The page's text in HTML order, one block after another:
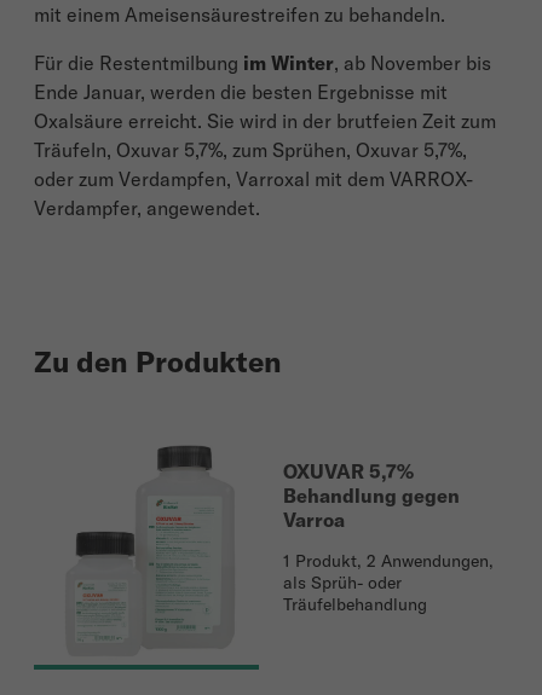
mit einem Ameisensäurestreifen zu behandeln.
Für die Restentmilbung im Winter, ab November bis
Ende Januar, werden die besten Ergebnisse mit
Oxalsäure erreicht. Sie wird in der brutfeien Zeit zum
Träufeln, Oxuvar 5,7%, zum Sprühen, Oxuvar 5,7%,
oder zum Verdampfen, Varroxal mit dem VARROX-
Verdampfer, angewendet.
Zu den Produkten
OXUVAR 5,7%
Behandlung gegen
Varroa
1 Produkt, 2 Anwendungen,
als Sprüh- oder
Träufelbehandlung